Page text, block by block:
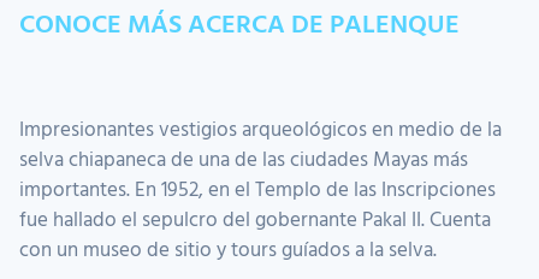
CONOCE MÁS ACERCA DE PALENQUE
Impresionantes vestigios arqueológicos en medio de la
selva chiapaneca de una de las ciudades Mayas más
importantes. En 1952, en el Templo de las Inscripciones
fue hallado el sepulcro del gobernante Pakal II. Cuenta
con un museo de sitio y tours guíados a la selva.